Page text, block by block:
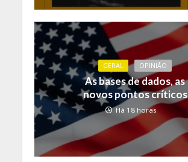
GERAL OPINIÃO
As bases de dados, as
novos pontos críticos
Há 18 horas